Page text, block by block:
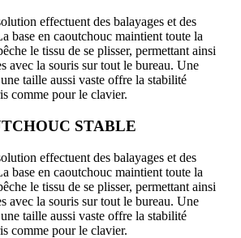
effectuent des balayages et des
base en caoutchouc maintient toute la
le tissu de se plisser, permettant ainsi
avec la souris sur tout le bureau. Une
taille aussi vaste offre la stabilité
comme pour le clavier.
STABLE
effectuent des balayages et des
base en caoutchouc maintient toute la
le tissu de se plisser, permettant ainsi
avec la souris sur tout le bureau. Une
taille aussi vaste offre la stabilité
comme pour le clavier.